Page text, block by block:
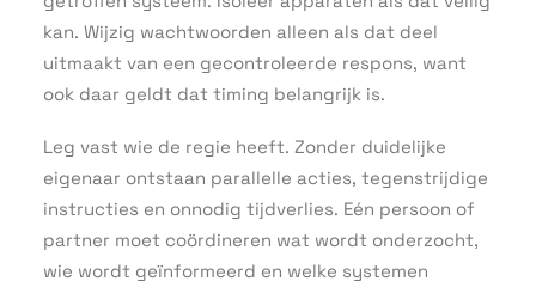
kan. Wijzig wachtwoorden alleen als dat deel
uitmaakt van een gecontroleerde respons, want
ook daar geldt dat timing belangrijk is.
Leg vast wie de regie heeft. Zonder duidelijke
eigenaar ontstaan parallelle acties, tegenstrijdige
instructies en onnodig tijdverlies. Eén persoon of
partner moet coördineren wat wordt onderzocht,
wie wordt geïnformeerd en welke systemen